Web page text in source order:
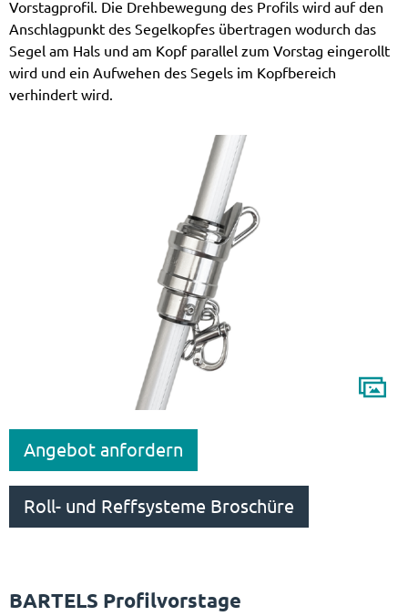
Vorstagprofil. Die Drehbewegung des Profils wird auf den
Anschlagpunkt des Segelkopfes übertragen wodurch das
Segel am Hals und am Kopf parallel zum Vorstag eingerollt
wird und ein Aufwehen des Segels im Kopfbereich
verhindert wird.
Angebot anfordern
Roll- und Reffsysteme Broschüre
BARTELS Profilvorstage